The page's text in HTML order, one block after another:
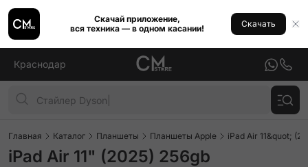
Скачай приложение,
вся техника — в одном касании!
Скачать
Краснодар
Главная Каталог Планшеты Планшеты Apple iPad Air 11&quot;
iPad Air 11" (2025) 256gb